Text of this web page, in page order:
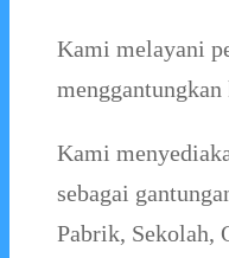
Kami melayani
Kami
sebagai
Pabrik, Sekolah,